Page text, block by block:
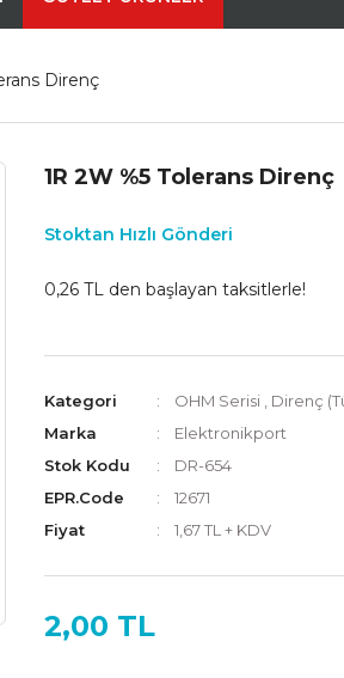
Direnç
1R 2W %5 Tolerans Direnç
Stoktan Hızlı Gönderi
0,26 TL den başlayan taksitlerle!
Kategori OHM Serisi Direnç
Marka
Elektronikport
Stok Kodu
DR-654
EPR.Code
12671
Fiyat
1,67 TL + KDV
2,00 TL